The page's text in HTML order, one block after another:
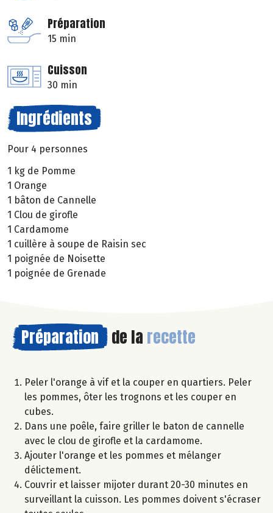
Préparation
15 min
Cuisson
30 min
Ingrédients
Pour 4 personnes
1 kg de Pomme
1 Orange
1 bâton de Cannelle
1 Clou de girofle
1 Cardamome
1 cuillère à soupe de Raisin sec
1 poignée de Noisette
1 poignée de Grenade
Préparation de la recette
Peler l'orange à vif et la couper en quartiers. Peler
les pommes, ôter les trognons et les couper en
cubes.
Dans une poêle, faire griller le baton de cannelle
avec le clou de girofle et la cardamome.
Ajouter l'orange et les pommes et mélanger
délictement.
Couvrir et laisser mijoter durant 20-30 minutes en
surveillant la cuisson. Les pommes doivent s'écraser